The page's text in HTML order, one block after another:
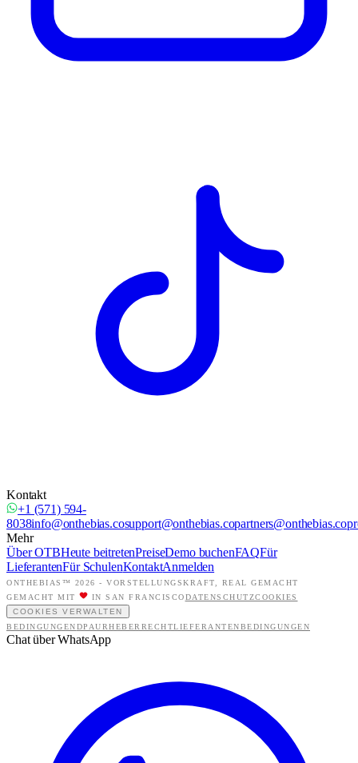
Kontakt
+1 (571) 594-
8038info@onthebias.cosupport@onthebias.copartners@onthebias.co
Mehr
Über OTBHeute beitretenPreiseDemo buchenFAQFür
LieferantenFür SchulenKontaktAnmelden
ONTHEBIAS™ 2026 - VORSTELLUNGSKRAFT, REAL GEMACHT
GEMACHT MIT
IN SAN FRANCISCODATENSCHUTZCOOKIES
COOKIES VERWALTEN
BEDINGUNGENDPAURHEBERRECHTLIEFERANTENBEDINGUNGEN
Chat über WhatsApp